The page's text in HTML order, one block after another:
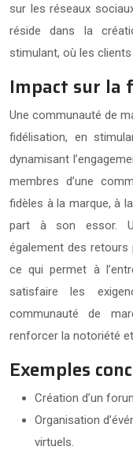
sur les réseaux
réside dans la
stimulant, où les
Impact sur la
Une communauté de
fidélisation, en
dynamisant
membres d’une
fidèles à la marque, à
part à son essor.
également des retours
ce qui permet à
satisfaire les
communauté de
renforcer la notoriété et
Exemples
Création d’un
Organisation
virtuels.